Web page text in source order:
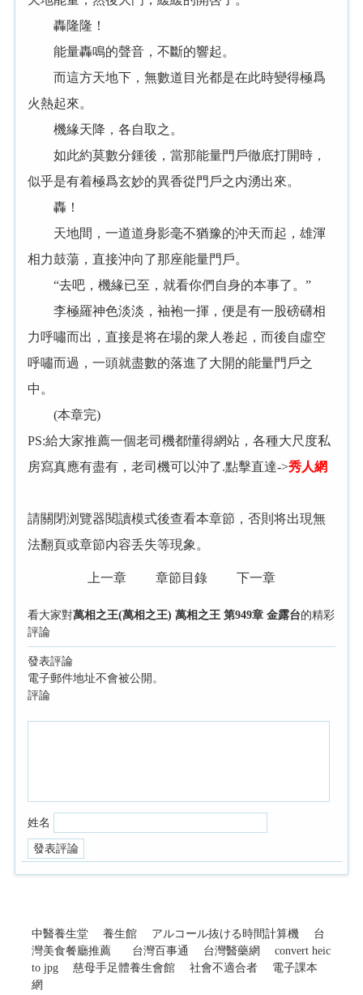
轟隆隆！
能量轟鳴的聲音，不斷的響起。
而這方天地下，無數道目光都是在此時變得極爲
火熱起來。
機緣天降，各自取之。
如此約莫數分鍾後，當那能量門戶徹底打開時，
似乎是有着極爲玄妙的異香從門戶之内湧出來。
轟！
天地間，一道道身影毫不猶豫的沖天而起，雄渾
相力鼓蕩，直接沖向了那座能量門戶。
“去吧，機緣已至，就看你們自身的本事了。”
李極羅神色淡淡，袖袍一揮，便是有一股磅礴相
力呼嘯而出，直接是将在場的衆人卷起，而後自虛空
呼嘯而過，一頭就盡數的落進了大開的能量門戶之
中。
(本章完)
PS:給大家推薦一個老司機都懂得網站，各種大尺度私
房寫真應有盡有，老司機可以沖了.點擊直達->秀人網
請關閉浏覽器閱讀模式後查看本章節，否則将出現無
法翻頁或章節内容丢失等現象。
上一章 章節目錄 下一章
看大家對萬相之王(萬相之王) 萬相之王 第949章 金露台的精彩
評論
發表評論
電子郵件地址不會被公開。
評論
姓名
中醫養生堂 養生館 アルコール抜ける時間計算機
台
灣美食餐廳推薦
台灣百事通 台灣醫藥網
convert heic
to jpg
慈母手足體養生會館 社會不適合者
電子課本
網